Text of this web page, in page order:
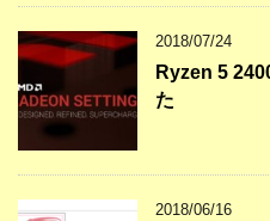
2018/07/24
Ryzen 5
た
2018/06/16